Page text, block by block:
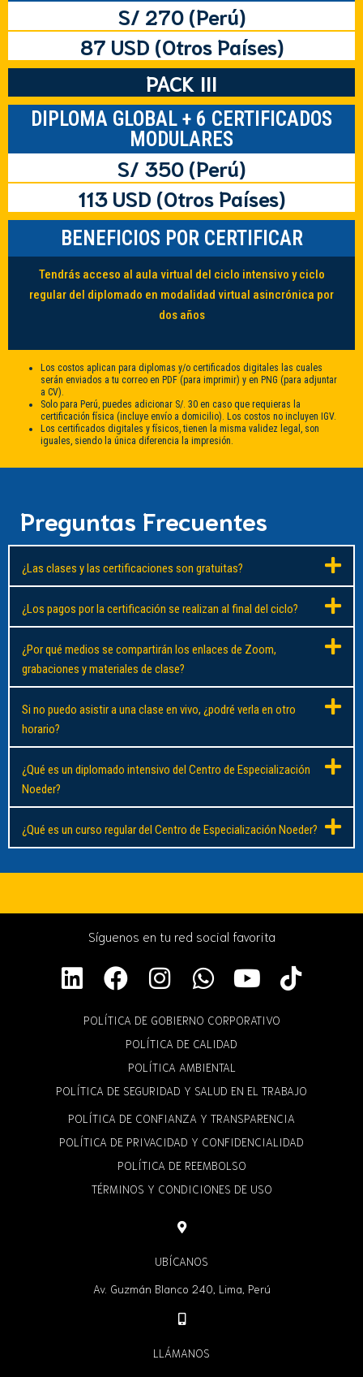
S/ 270 (Perú)
87 USD (Otros Países)
PACK III
DIPLOMA GLOBAL + 6 CERTIFICADOS
MODULARES
S/ 350 (Perú)
113 USD (Otros Países)
BENEFICIOS POR CERTIFICAR
Tendrás acceso al aula virtual del ciclo intensivo y ciclo
regular del diplomado en modalidad virtual asincrónica por
dos años
Los costos aplican para diplomas y/o certificados digitales las cuales
serán enviados a tu correo en PDF (para imprimir) y en PNG (para adjuntar
a CV).
Solo para Perú, puedes adicionar S/. 30 en caso que requieras la
certificación física (incluye envío a domicilio). Los costos no incluyen IGV.
Los certificados digitales y físicos, tienen la misma validez legal, son
iguales, siendo la única diferencia la impresión.
Preguntas Frecuentes
¿Las clases y las certificaciones son gratuitas?
¿Los pagos por la certificación se realizan al final del ciclo?
¿Por qué medios se compartirán los enlaces de Zoom,
grabaciones y materiales de clase?
Si no puedo asistir a una clase en vivo, ¿podré verla en otro
horario?
¿Qué es un diplomado intensivo del Centro de Especialización
Noeder?
¿Qué es un curso regular del Centro de Especialización Noeder?
Síguenos en tu red social favorita
POLÍTICA DE GOBIERNO CORPORATIVO
POLÍTICA DE CALIDAD
POLÍTICA AMBIENTAL
POLÍTICA DE SEGURIDAD Y SALUD EN EL TRABAJO
POLÍTICA DE CONFIANZA Y TRANSPARENCIA
POLÍTICA DE PRIVACIDAD Y CONFIDENCIALIDAD
POLÍTICA DE REEMBOLSO
TÉRMINOS Y CONDICIONES DE USO
UBÍCANOS
Av. Guzmán Blanco 240, Lima, Perú
LLÁMANOS